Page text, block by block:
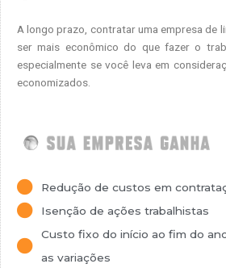
A longo prazo, contratar uma empresa de
ser mais econômico do que fazer o
especialmente se você leva em
economizados.
Redução de custos em
Isenção de ações trabalhistas
Custo fixo do início ao fim do
as variações